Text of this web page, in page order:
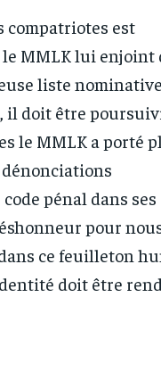
compatriotes est
MMLK lui enjoint
liste
il doit être
le MMLK a porté
pénal dans
pour
ce feuilleton
doit être